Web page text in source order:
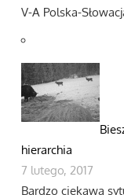
V-A Polska-
hierarchia
7 lutego, 2017
Bardzo ciekawą